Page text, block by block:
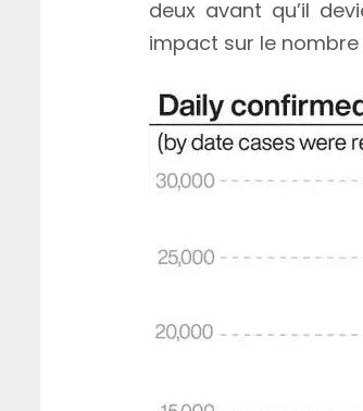
deux avant qu’il
impact sur le nombre